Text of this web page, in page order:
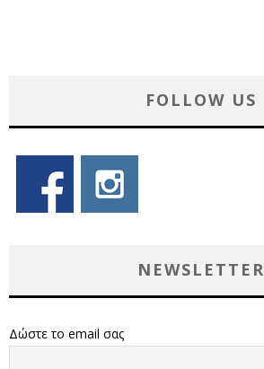
FOLLOW US
NEWSLETTER
Δώστε το email σας